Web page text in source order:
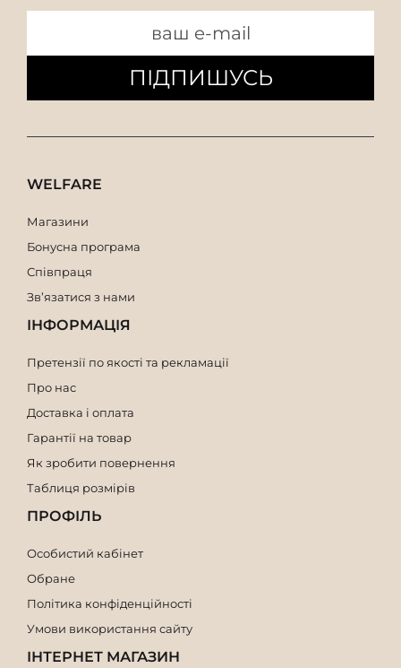
ПІДПИШУСЬ
WELFARE
Магазини
Бонусна програма
Співпраця
Зв’язатися з нами
ІНФОРМАЦІЯ
Претензії по якості та рекламації
Про нас
Доставка і оплата
Гарантії на товар
Як зробити повернення
Таблиця розмірів
ПРОФІЛЬ
Особистий кабінет
Обране
Політика конфіденційності
Умови використання сайту
ІНТЕРНЕТ МАГАЗИН